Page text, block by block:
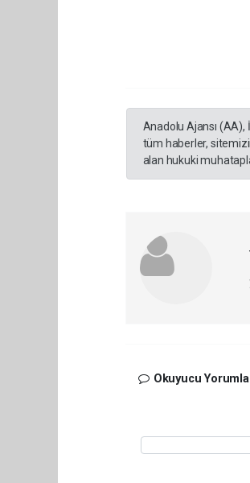
Anadolu Ajansı (AA),
tüm haberler,
alan hukuki
Okuyucu